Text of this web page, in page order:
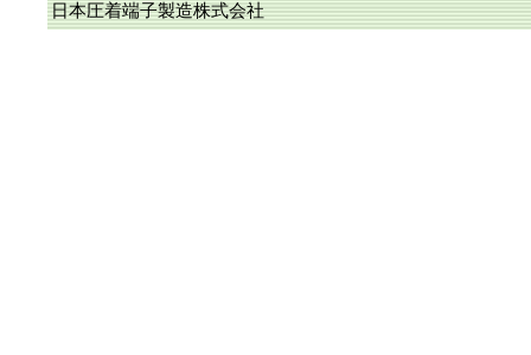
日本圧着端子製造株式会社